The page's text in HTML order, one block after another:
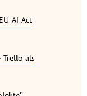
AI Act
Trello als